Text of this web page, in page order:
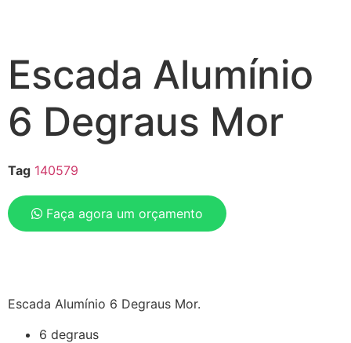
Escada Alumínio
6 Degraus Mor
Tag 140579
Faça agora um orçamento
Escada Alumínio 6 Degraus Mor.
6 degraus